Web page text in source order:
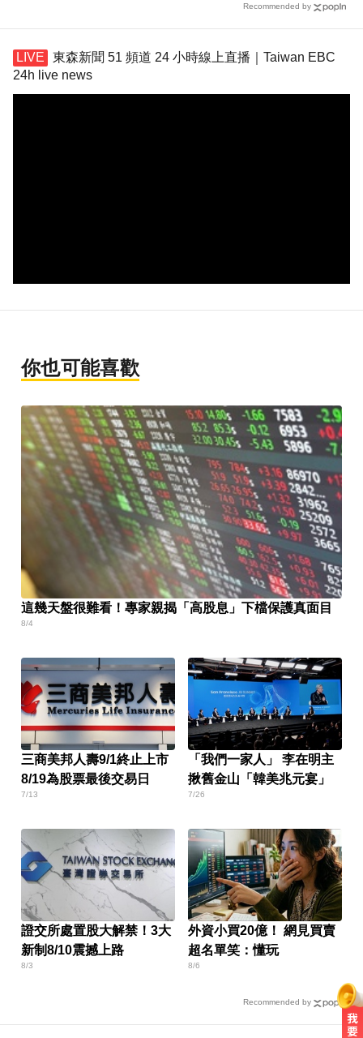
Recommended by
東森新聞 51 頻道 24 小時線上直播｜Taiwan EBC
24h live news
你也可能喜歡
這幾天盤很難看！專家親揭「高股息」下檔保護真面目
8/4
三商美邦人壽9/1終止上市
8/19為股票最後交易日
7/13
「我們一家人」 李在明主
揪舊金山「韓美兆元宴」
7/26
證交所處置股大解禁！3大
新制8/10震撼上路
8/3
外資小買20億！ 網見買賣
超名單笑：懂玩
8/6
Recommended by